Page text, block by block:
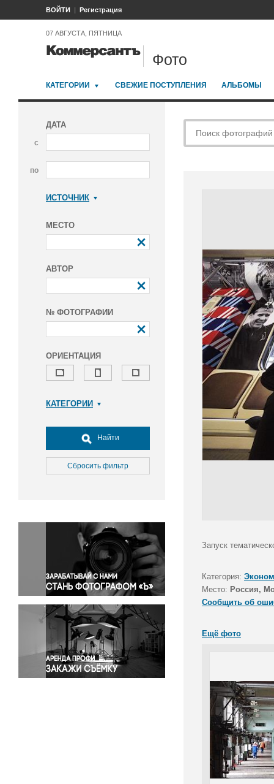
ВОЙТИ Регистрация
07 АВГУСТА, ПЯТНИЦА
Фото
КАТЕГОРИИ СВЕЖИЕ ПОСТУПЛЕНИЯ АЛЬБОМЫ
ДАТА
с
по
ИСТОЧНИК
МЕСТО
АВТОР
№ ФОТОГРАФИИ
ОРИЕНТАЦИЯ
КАТЕГОРИИ
Досуг, туризм и отдых
Культура
Медицина
Окружающая среда
Политика
Правосудие
Происшествия и конфликты
Религия
Светская жизнь
Спорт
Экология
Экономика и бизнес
Найти
Сбросить фильтр
Запуск
Категория:
Место: Россия,
Сообщить об
Ещё фото